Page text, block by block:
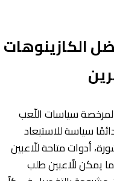
الكازينوهات
سياسات اللّعب
سياسة للاستبعاد
أدوات متاحة للّاعبين
يمكن للّاعبين طلب